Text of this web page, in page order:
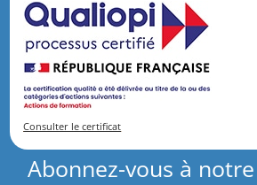
Consulter le certificat
Abonnez-vous à